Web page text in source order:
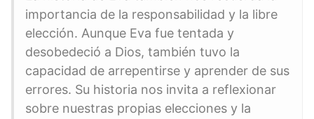
importancia de la responsabilidad y la libre
elección. Aunque Eva fue tentada ⁢y
desobedeció a Dios, también ​tuvo la
capacidad⁢ de arrepentirse y aprender de sus
errores. Su historia nos invita a reflexionar
sobre nuestras propias elecciones y la